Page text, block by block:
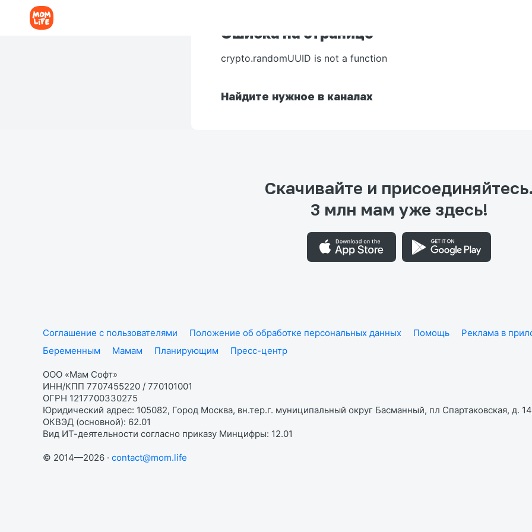
Ошибка на странице
crypto.randomUUID is not a function
Найдите нужное в каналах
Скачивайте и присоединяйтесь.
3 млн мам уже здесь!
Соглашение с пользователями Положение об обработке персональных данных Помощь Реклама в
Беременным
Мамам Планирующим Пресс-центр
ООО «Мам Софт»
ИНН/КПП 7707455220 / 770101001
ОГРН 1217700330275
Юридический адрес: 105082, Город Москва, вн.тер.г. муниципальный округ Басманный, пл Спартаковская, д.
ОКВЭД (основной): 62.01
Вид ИТ-деятельности согласно приказу Минцифры: 12.01
© 2014—2026 · contact@mom.life